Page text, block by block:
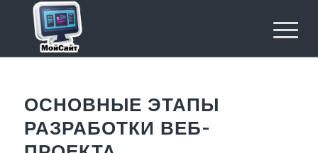
ОСНОВНЫЕ ЭТАПЫ
РАЗРАБОТКИ ВЕБ-